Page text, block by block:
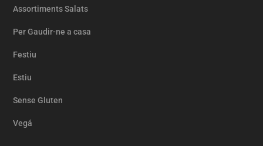
Assortiments Salats
Per Gaudir-ne a casa
Festiu
Estiu
Sense Gluten
Vegá